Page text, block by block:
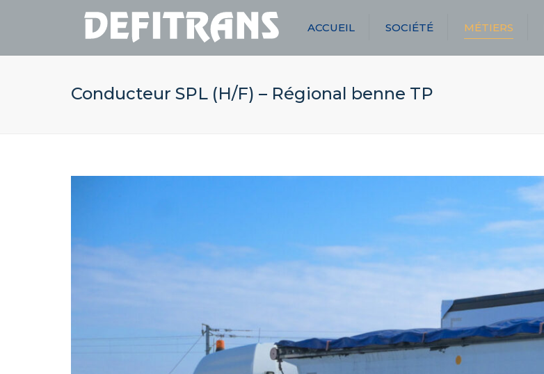
ACCUEIL SOCIÉTÉ MÉTIERS
Conducteur SPL (H/F) – Régional benne TP